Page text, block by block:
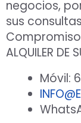
negocios,
sus
Compromiso y
ALQUILER DE
Móvil: